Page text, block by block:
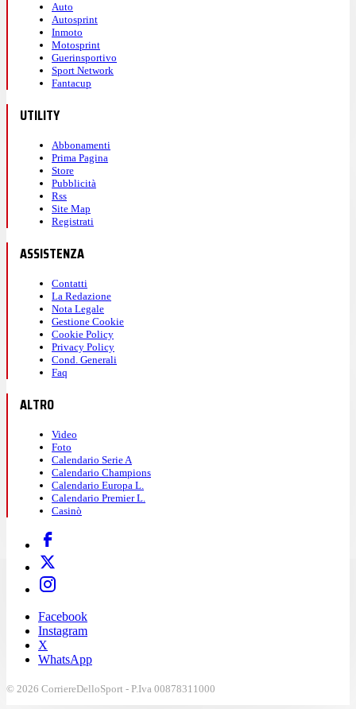
Auto
Autosprint
Inmoto
Motosprint
Guerinsportivo
Sport Network
Fantacup
UTILITY
Abbonamenti
Prima Pagina
Store
Pubblicità
Rss
Site Map
Registrati
ASSISTENZA
Contatti
La Redazione
Nota Legale
Gestione Cookie
Cookie Policy
Privacy Policy
Cond. Generali
Faq
ALTRO
Video
Foto
Calendario Serie A
Calendario Champions
Calendario Europa L.
Calendario Premier L.
Casinò
Facebook
Instagram
X
WhatsApp
© 2026 CorriereDelloSport - P.Iva 00878311000